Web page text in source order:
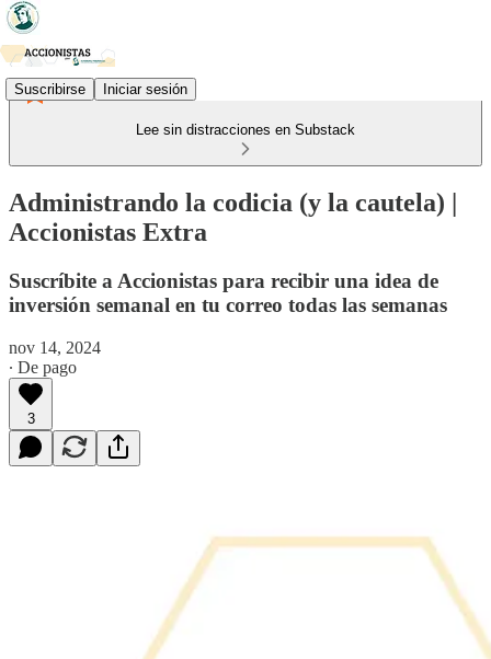
Suscribirse Iniciar sesión
Lee sin distracciones en Substack
Administrando la codicia (y la cautela) |
Accionistas Extra
Suscríbite a Accionistas para recibir una idea de
inversión semanal en tu correo todas las semanas
nov 14, 2024
∙ De pago
3